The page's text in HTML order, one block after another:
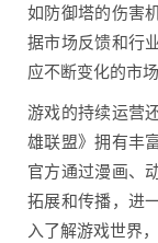
如防御塔的伤害
据市场反馈和行
应不断变化的市场
游戏的持续运营
雄联盟》拥有丰
官方通过漫画、
拓展和传播，进
入了解游戏世界